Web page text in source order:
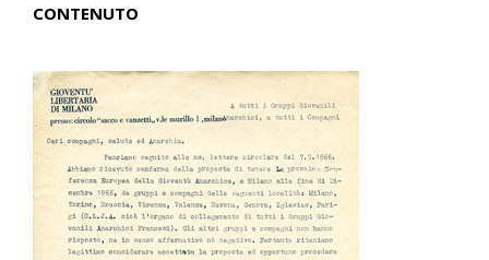
CONTENUTO